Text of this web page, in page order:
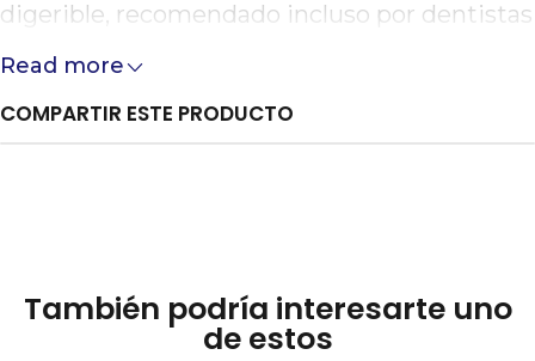
digerible, recomendado incluso por dentistas
especializados en perros. Ya sea en casa o
Centímetros
Read more
COMPARTIR ESTE PRODUCTO
También podría interesarte uno
de estos